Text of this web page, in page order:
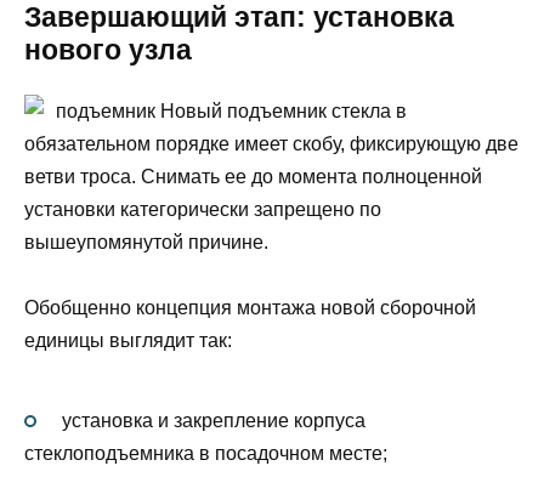
Завершающий этап: установка
нового узла
подъемник Новый подъемник стекла в
обязательном порядке имеет скобу, фиксирующую две
ветви троса. Снимать ее до момента полноценной
установки категорически запрещено по
вышеупомянутой причине.
Обобщенно концепция монтажа новой сборочной
единицы выглядит так:
установка и закрепление корпуса
стеклоподъемника в посадочном месте;